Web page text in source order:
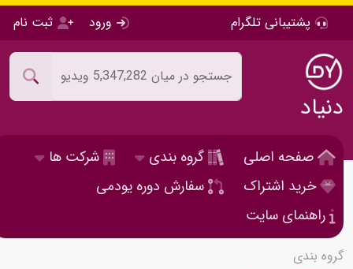
پشتیبانی تلگرام ورود ثبت نام
دنیاد
صفحه اصلی گروه بندی
شرکت ها
خرید اشتراک
سفارش دوره یودمی
راهنمای سایت
گروه بندی